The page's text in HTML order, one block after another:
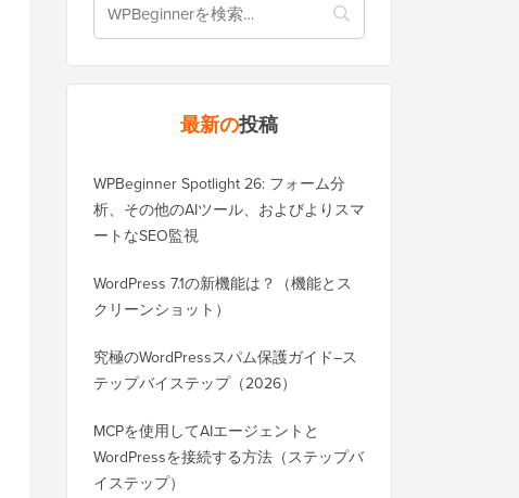
最新の投稿
WPBeginner Spotlight 26: フォーム分
析、その他のAIツール、およびよりスマ
ートなSEO監視
WordPress 7.1の新機能は？（機能とス
クリーンショット）
究極のWordPressスパム保護ガイド–ス
テップバイステップ（2026）
MCPを使用してAIエージェントと
WordPressを接続する方法（ステップバ
イステップ）